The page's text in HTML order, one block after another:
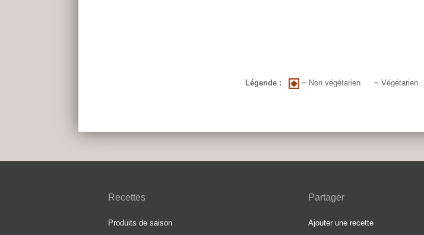
Légende : = Non végétarien = Végétarien
Recettes
Produits de saison
Partager
Ajouter une recette